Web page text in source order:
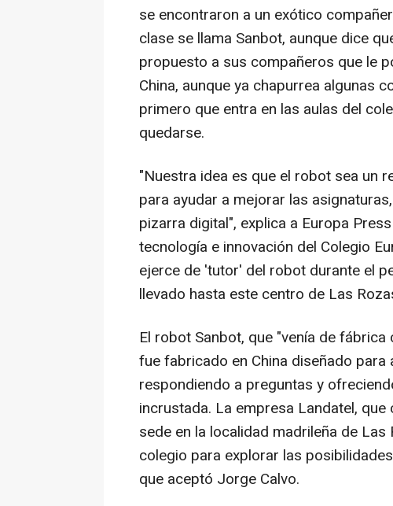
se encontraron a un exótico
clase se llama Sanbot, aunque dice
propuesto a sus compañeros que le
China, aunque ya chapurrea algunas
primero que entra en las aulas del
quedarse.
"Nuestra idea es que el robot sea un
para ayudar a mejorar las
pizarra digital", explica a Europa
tecnología e innovación del Colegio
ejerce de 'tutor' del robot durante el
llevado hasta este centro de Las
El robot Sanbot, que "venía de
fue fabricado en China diseñado
respondiendo a preguntas y
incrustada. La empresa Landatel,
sede en la localidad madrileña de
colegio para explorar las
que aceptó Jorge Calvo.